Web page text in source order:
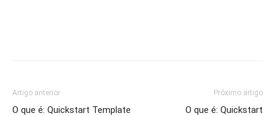
Artigo anterior
O que é: Quickstart Template
Próximo artigo
O que é: Quickstart